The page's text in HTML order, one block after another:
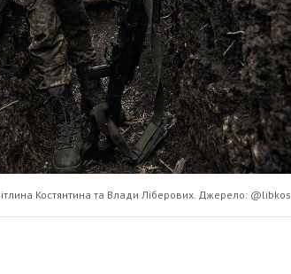
Костянтина та Влади Ліберових. Джерело: @libkos